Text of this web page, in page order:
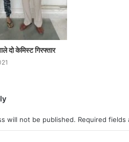
केमिस्ट गिरफ्तार
will not be published. Required fields